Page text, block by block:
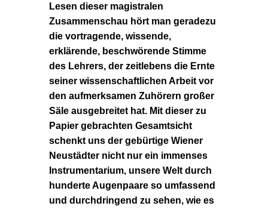
Lesen dieser magistralen
Zusammenschau hört man geradezu
die vortragende, wissende,
erklärende, beschwörende Stimme
des Lehrers, der zeitlebens die Ernte
seiner wissenschaftlichen Arbeit vor
den aufmerksamen Zuhörern großer
Säle ausgebreitet hat. Mit dieser zu
Papier gebrachten Gesamtsicht
schenkt uns der gebürtige Wiener
Neustädter nicht nur ein immenses
Instrumentarium, unsere Welt durch
hunderte Augenpaare so umfassend
und durchdringend zu sehen, wie es